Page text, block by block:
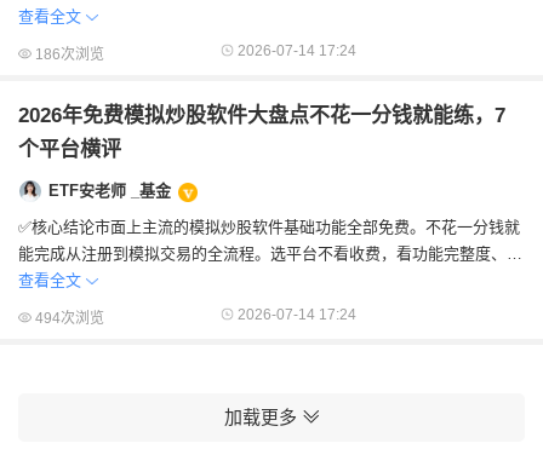
投，已有东方财富实盘习惯的用户可作为辅助...
查看全文
186次浏览 2026-07-14 17:24
2026年免费模拟炒股软件大盘点不花一分钱就能练，7
个平台横评
ETF安老师 _基金
✅核心结论市面上主流的模拟炒股软件基础功能全部免费。不花一分钱就
能完成从注册到模拟交易的全流程。选平台不看收费，看功能完整度、生
态、学习体系。先模拟练熟再实战。7大免费...
查看全文
494次浏览 2026-07-14 17:24
加载更多